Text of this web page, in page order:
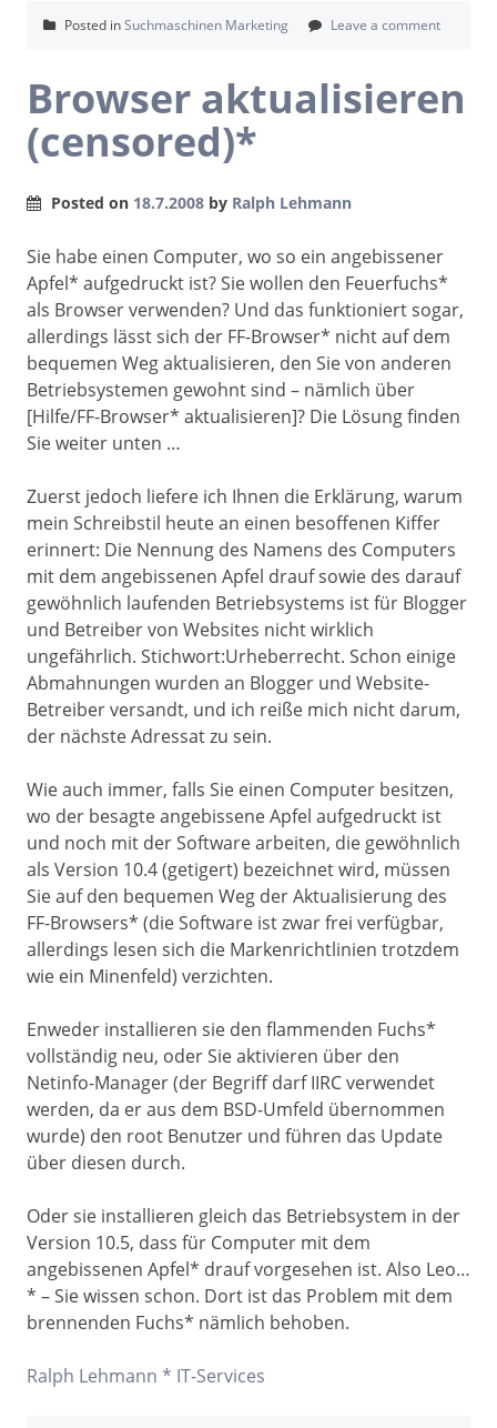
Posted inSuchmaschinen Marketing Leave a comment
Browser aktualisieren
(censored)*
Posted on 18.7.2008 by Ralph Lehmann
Sie habe einen Computer, wo so ein angebissener
Apfel* aufgedruckt ist? Sie wollen den Feuerfuchs*
als Browser verwenden? Und das funktioniert sogar,
allerdings lässt sich der FF-Browser* nicht auf dem
bequemen Weg aktualisieren, den Sie von anderen
Betriebsystemen gewohnt sind – nämlich über
[Hilfe/FF-Browser* aktualisieren]? Die Lösung finden
Sie weiter unten …
Zuerst jedoch liefere ich Ihnen die Erklärung, warum
mein Schreibstil heute an einen besoffenen Kiffer
erinnert: Die Nennung des Namens des Computers
mit dem angebissenen Apfel drauf sowie des darauf
gewöhnlich laufenden Betriebsystems ist für Blogger
und Betreiber von Websites nicht wirklich
ungefährlich. Stichwort:Urheberrecht. Schon einige
Abmahnungen wurden an Blogger und Website-
Betreiber versandt, und ich reiße mich nicht darum,
der nächste Adressat zu sein.
Wie auch immer, falls Sie einen Computer besitzen,
wo der besagte angebissene Apfel aufgedruckt ist
und noch mit der Software arbeiten, die gewöhnlich
als Version 10.4 (getigert) bezeichnet wird, müssen
Sie auf den bequemen Weg der Aktualisierung des
FF-Browsers* (die Software ist zwar frei verfügbar,
allerdings lesen sich die Markenrichtlinien trotzdem
wie ein Minenfeld) verzichten.
Enweder installieren sie den flammenden Fuchs*
vollständig neu, oder Sie aktivieren über den
Netinfo-Manager (der Begriff darf IIRC verwendet
werden, da er aus dem BSD-Umfeld übernommen
wurde) den root Benutzer und führen das Update
über diesen durch.
Oder sie installieren gleich das Betriebsystem in der
Version 10.5, dass für Computer mit dem
angebissenen Apfel* drauf vorgesehen ist. Also Leo…
* – Sie wissen schon. Dort ist das Problem mit dem
brennenden Fuchs* nämlich behoben.
Ralph Lehmann * IT-Services